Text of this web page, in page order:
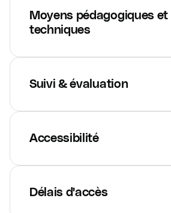
Moyens pédagogiques et
techniques
Suivi & évaluation
Accessibilité
Délais d'accès